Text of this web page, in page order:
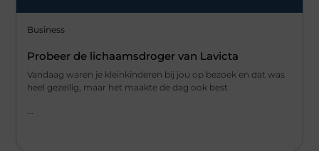
Business
Probeer de lichaamsdroger van Lavicta
Vandaag waren je kleinkinderen bij jou op bezoek en dat was
heel gezellig, maar het maakte de dag ook best